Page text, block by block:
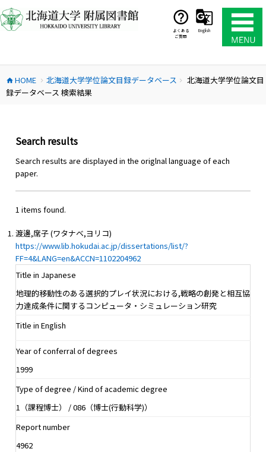
ン
テ
ス
キ
よくある
ご質問
English
home HOME chevron_right 北海道大学学位論文目録データベース chevron_right
北海道大学学位論文目
録データベース 検索結果
Search results
Search results are displayed in the origlnal language of each
paper.
1 items found.
渡邊,席子 (ワタナベ,ヨリコ)
https://www.lib.hokudai.ac.jp/dissertations/list/?
FF=4&LANG=en&ACCN=1102204962
Title in Japanese
地理的移動性のある選択的プレイ状況における,戦略の創発と相互協
力達成条件に関するコンピュータ・シミュレーション研究
Title in English
Year of conferral of degrees
1999
Type of degree / Kind of academic degree
1（課程博士） / 086（博士(行動科学)）
Report number
4962